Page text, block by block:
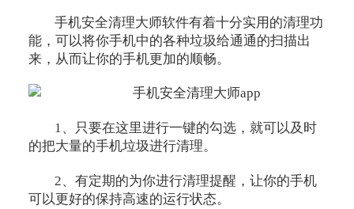
手机安全清理大师软件有着十分实用的清理功
能，可以将你手机中的各种垃圾给通通的扫描出
来，从而让你的手机更加的顺畅。
1、只要在这里进行一键的勾选，就可以及时
的把大量的手机垃圾进行清理。
2、有定期的为你进行清理提醒，让你的手机
可以更好的保持高速的运行状态。